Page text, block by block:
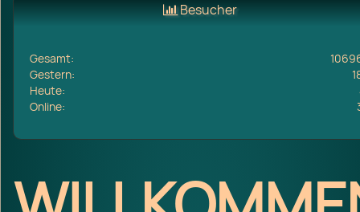
Besucher
Gesamt:
Gestern:
Heute:
Online: